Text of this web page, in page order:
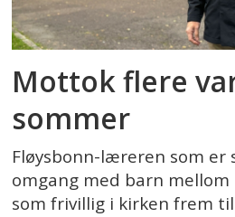
Mottok flere
sommer
Fløysbonn-læreren som er
omgang med barn mellom
som frivillig i kirken frem